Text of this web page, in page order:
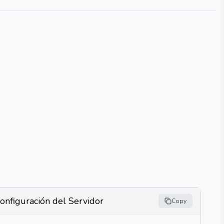
del Servidor Copy